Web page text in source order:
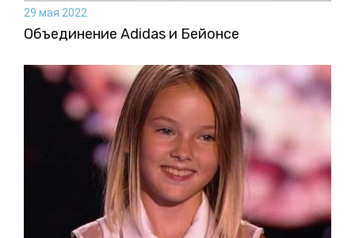
29 мая 2022
Объединение Adidas и Бейонсе